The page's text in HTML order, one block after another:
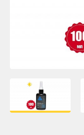
ПЭТ листовой